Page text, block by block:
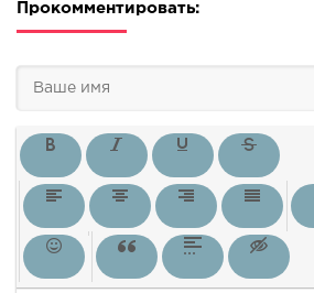
Прокомментировать: